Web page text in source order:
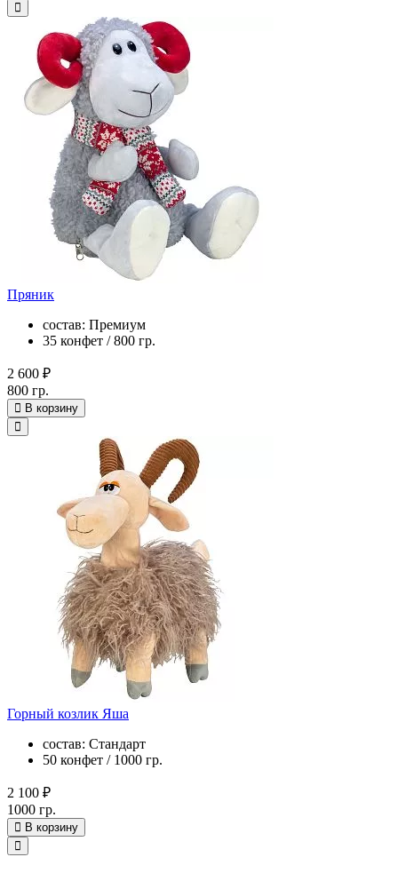
Пряник
состав: Премиум
35 конфет / 800 гр.
2 600 ₽
800 гр.
В корзину
Горный козлик Яша
состав: Стандарт
50 конфет / 1000 гр.
2 100 ₽
1000 гр.
В корзину